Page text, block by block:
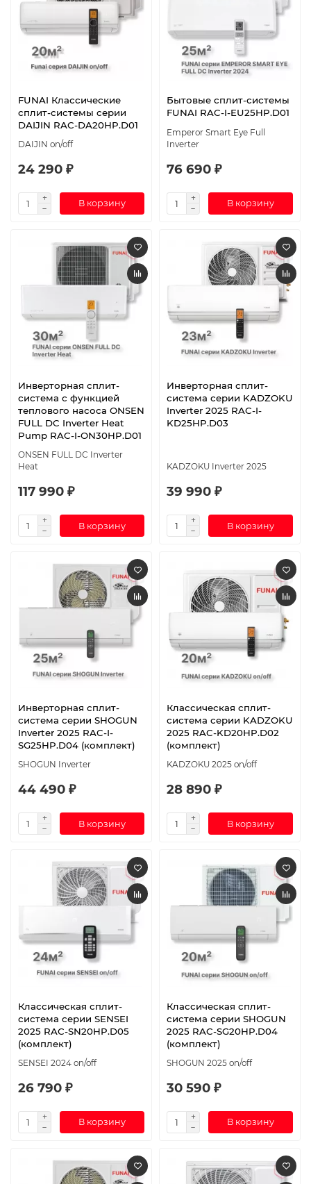
FUNAI Классические
сплит-системы серии
DAIJIN RAC-DA20HP.D01
DAIJIN on/off
24 290 ₽
В корзину
Бытовые сплит-системы
FUNAI RAC-I-EU25HP.D01
Emperor Smart Eye Full
Inverter
76 690 ₽
В корзину
Инверторная сплит-
система с функцией
теплового насоса ONSEN
FULL DC Inverter Heat
Pump RAC-I-ON30HP.D01
ONSEN FULL DC Inverter
Heat
117 990 ₽
В корзину
Инверторная сплит-
система серии KADZOKU
Inverter 2025 RAC-I-
KD25HP.D03
KADZOKU Inverter 2025
39 990 ₽
В корзину
Инверторная сплит-
система серии SHOGUN
Inverter 2025 RAC-I-
SG25HP.D04 (комплект)
SHOGUN Inverter
44 490 ₽
В корзину
Классическая сплит-
система серии KADZOKU
2025 RAC-KD20HP.D02
(комплект)
KADZOKU 2025 on/off
28 890 ₽
В корзину
Классическая сплит-
система серии SENSEI
2025 RAC-SN20HP.D05
(комплект)
SENSEI 2024 on/off
26 790 ₽
В корзину
Классическая сплит-
система серии SHOGUN
2025 RAC-SG20HP.D04
(комплект)
SHOGUN 2025 on/off
30 590 ₽
В корзину